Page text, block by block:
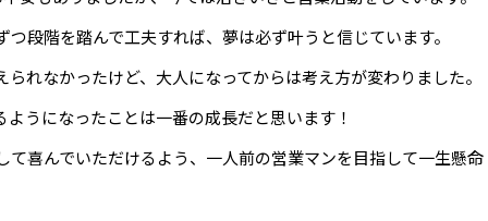
段階を踏んで工夫すれば、夢は必ず叶うと信じています。
れなかったけど、大人になってからは考え方が変わりました。
うになったことは一番の成長だと思います！
喜んでいただけるよう、一人前の営業マンを目指して一生懸命